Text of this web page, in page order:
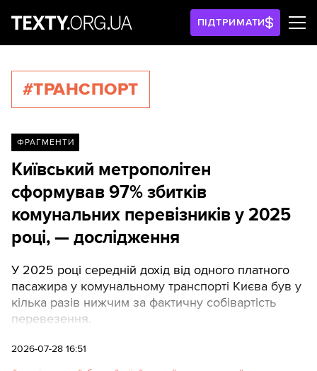
ПІДТРИМАТИ
#ТРАНСПОРТ
ФРАГМЕНТИ
Київський метрополітен
сформував 97% збитків
комунальних перевізників у 2025
році, — дослідження
У 2025 році середній дохід від одного платного
пасажира у комунальному транспорті Києва був у
кілька разів нижчим за фактичну собівартість
перевезення.
2026-07-28 16:51